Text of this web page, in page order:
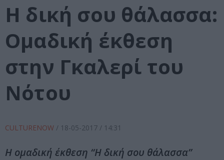
Η δική σου θάλασσα:
Ομαδική έκθεση
στην Γκαλερί του
Νότου
CULTURENOW / 18-05-2017 / 14:31
Η ομαδική έκθεση “Η δική σου θάλασσα”